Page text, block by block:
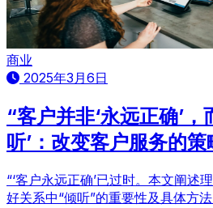
商业
2025年3月6日
“客户并非‘永远正确’，
听’：改变客户服务的策
“‘客户永远正确’已过时。本文阐述
好关系中“倾听”的重要性及具体方